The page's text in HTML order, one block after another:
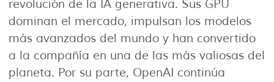
revolución de la IA generativa. Sus GPU
dominan el mercado, impulsan los modelos
más avanzados del mundo y han convertido
a la compañía en una de las más valiosas del
planeta. Por su parte, OpenAI continúa